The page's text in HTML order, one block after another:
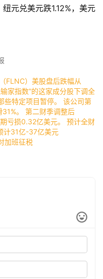
元兑美元跌1.12%，美元
FLNC）美股盘后跌幅从
家指数”的这家成分股下调全
些特定项目暂停。 该公司第
。 第二财季调整后
亏损0.32亿美元。 预计全财
计31亿-37亿美元
加班征税